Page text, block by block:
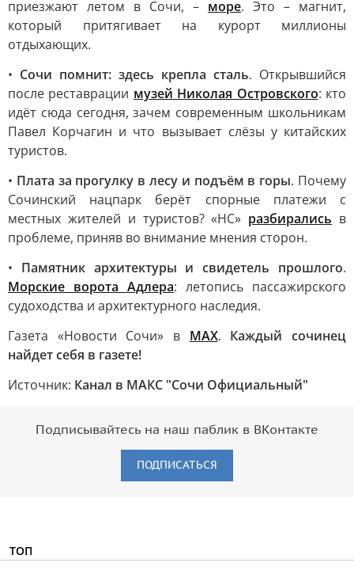
приезжают летом в Сочи, – море. Это – магнит,
который притягивает на курорт миллионы
отдыхающих.
• Сочи помнит: здесь крепла сталь. Открывшийся
после реставрации музей Николая Островского: кто
идёт сюда сегодня, зачем современным школьникам
Павел Корчагин и что вызывает слёзы у китайских
туристов.
• Плата за прогулку в лесу и подъём в горы. Почему
Сочинский нацпарк берёт спорные платежи с
местных жителей и туристов? «НС» разбирались в
проблеме, приняв во внимание мнения сторон.
• Памятник архитектуры и свидетель прошлого.
Морские ворота Адлера: летопись пассажирского
судоходства и архитектурного наследия.
Газета «Новости Сочи» в МАХ. Каждый сочинец
найдет себя в газете!
Источник: Канал в МАКС "Сочи Официальный"
Подписывайтесь на наш паблик в ВКонтакте
ПОДПИСАТЬСЯ
ТОП